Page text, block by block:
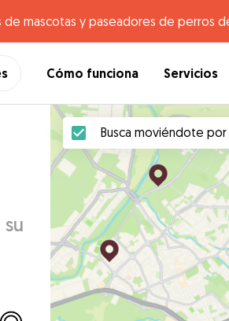
mascotas y paseadores de perros
Cómo funciona Servicios
Busca moviéndote por